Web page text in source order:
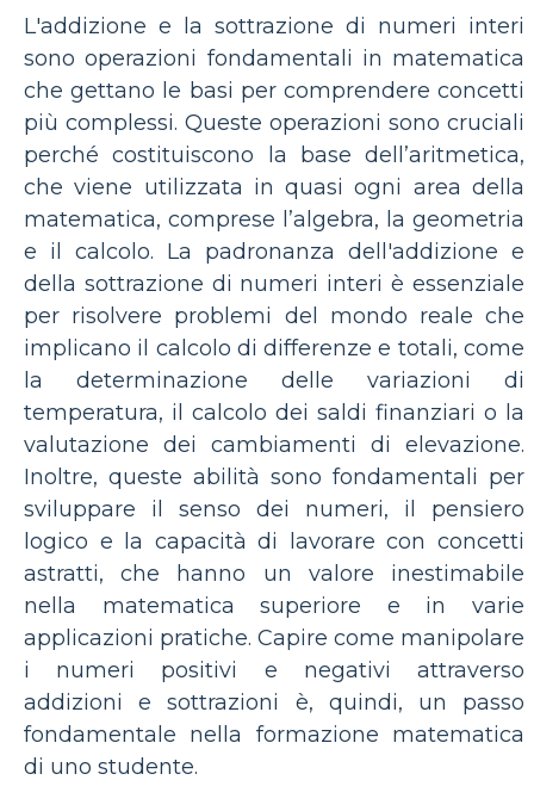
L'addizione e la sottrazione di numeri interi
sono operazioni fondamentali in matematica
che gettano le basi per comprendere concetti
più complessi. Queste operazioni sono cruciali
perché costituiscono la base dell’aritmetica,
che viene utilizzata in quasi ogni area della
matematica, comprese l’algebra, la geometria
e il calcolo. La padronanza dell'addizione e
della sottrazione di numeri interi è essenziale
per risolvere problemi del mondo reale che
implicano il calcolo di differenze e totali, come
la determinazione delle variazioni di
temperatura, il calcolo dei saldi finanziari o la
valutazione dei cambiamenti di elevazione.
Inoltre, queste abilità sono fondamentali per
sviluppare il senso dei numeri, il pensiero
logico e la capacità di lavorare con concetti
astratti, che hanno un valore inestimabile
nella matematica superiore e in varie
applicazioni pratiche. Capire come manipolare
i numeri positivi e negativi attraverso
addizioni e sottrazioni è, quindi, un passo
fondamentale nella formazione matematica
di uno studente.